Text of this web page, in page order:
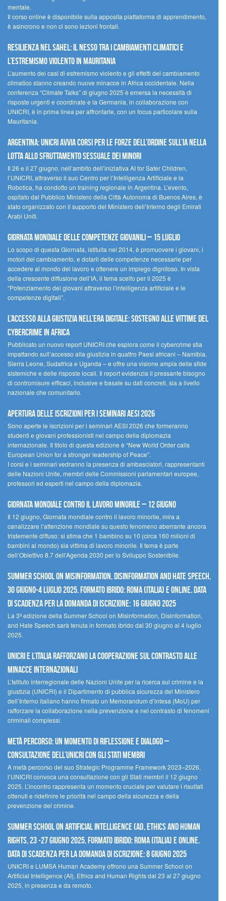
mentale.
Il corso online è disponibile sulla apposita piattaforma di apprendimento,
è asincrono e non ci sono lezioni frontali.
Resilienza nel Sahel: il nesso tra i cambiamenti climatici e
l’estremismo violento in Mauritania
L’aumento dei casi di estremismo violento e gli effetti del cambiamento
climatico stanno creando nuove minacce in Africa occidentale. Nella
conferenza “Climate Talks” di giugno 2025 è emersa la necessità di
risposte urgenti e coordinate e la Germania, in collaborazione con
UNICRI, è in prima linea per affrontarle, con un focus particolare sulla
Mauritania.
Argentina: UNICRI avvia corsi per le forze dell’ordine sull’IA nella
lotta allo sfruttamento sessuale dei minori
Il 26 e il 27 giugno, nell’ambito dell’iniziativa AI for Safer Children,
l’UNICRI, attraverso il suo Centro per l’Intelligenza Artificiale e la
Robotica, ha condotto un training regionale in Argentina. L’evento,
ospitato dal Pubblico Ministero della Città Autonoma di Buenos Aires, è
stato organizzato con il supporto del Ministero dell’Interno degli Emirati
Arabi Uniti.
Giornata Mondiale delle Competenze Giovanili – 15 luglio
Lo scopo di questa Giornata, istituita nel 2014, è promuovere i giovani, i
motori del cambiamento, e dotarli delle competenze necessarie per
accedere al mondo del lavoro e ottenere un impiego dignitoso. In vista
della crescente diffusione dell’IA, il tema scelto per il 2025 è
“Potenziamento dei giovani attraverso l’intelligenza artificiale e le
competenze digitali”.
L’accesso alla giustizia nell’era digitale: sostegno alle vittime del
cybercrime in Africa
Pubblicato un nuovo report UNICRI che esplora come il cybercrime stia
impattando sull’accesso alla giustizia in quattro Paesi africani – Namibia,
Sierra Leone, Sudafrica e Uganda – e offre una visione ampia delle sfide
sistemiche e delle risposte locali. Il report evidenzia il pressante bisogno
di contromisure efficaci, inclusive e basate su dati concreti, sia a livello
nazionale che comunitario.
Apertura delle iscrizioni per i seminari AESI 2026
Sono aperte le iscrizioni per i seminari AESI 2026 che formeranno
studenti e giovani professionisti nel campo della diplomazia
internazionale. Il titolo di questa edizione è “New World Order calls
European Union for a stronger leadership of Peace”.
I corsi e i seminari vedranno la presenza di ambasciatori, rappresentanti
delle Nazioni Unite, membri delle Commissioni parlamentari europee,
professori ed esperti nel campo della diplomazia.
Giornata mondiale contro il lavoro minorile – 12 giugno
Il 12 giugno, Giornata mondiale contro il lavoro minorile, mira a
canalizzare l’attenzione mondiale su questo fenomeno aberrante ancora
tristemente diffuso: si stima che 1 bambino su 10 (circa 160 milioni di
bambini al mondo) sia vittima di lavoro minorile. Il tema è parte
dell’Obiettivo 8.7 dell’Agenda 2030 per lo Sviluppo Sostenibile.
Summer School on Misinformation, Disinformation and Hate Speech,
30 giugno-4 luglio 2025. Formato ibrido: Roma (Italia) e online. Data
di scadenza per la domanda di iscrizione: 16 giugno 2025
La 3ª edizione della Summer School on Misinformation, Disinformation,
and Hate Speech sarà tenuta in formato ibrido dal 30 giugno al 4 luglio
2025.
UNICRI e l’Italia rafforzano la cooperazione sul contrasto alle
minacce internazionali
L’Istituto interregionale delle Nazioni Unite per la ricerca sul crimine e la
giustizia (UNICRI) e il Dipartimento di pubblica sicurezza del Ministero
dell’Interno italiano hanno firmato un Memorandum d’intesa (MoU) per
rafforzare la collaborazione nella prevenzione e nel contrasto di fenomeni
criminali complessi.
Metà percorso: un momento di riflessione e dialogo –
Consultazione dell’UNICRI con gli Stati membri
A metà percorso del suo Strategic Programme Framework 2023–2026,
l’UNICRI convoca una consultazione con gli Stati membri il 12 giugno
2025. L’incontro rappresenta un momento cruciale per valutare i risultati
ottenuti e ridefinire le priorità nel campo della sicurezza e della
prevenzione del crimine.
Summer School on Artificial Intelligence (AI), Ethics and Human
Rights, 23 -27 giugno 2025, Formato Ibrido: Roma (Italia) e online.
Data di scadenza per la domanda di iscrizione: 8 giugno 2025
UNICRI e LUMSA Human Academy offrono una Summer School on
Artificial Intelligence (AI), Ethics and Human Rights dal 23 al 27 giugno
2025, in presenza e da remoto.